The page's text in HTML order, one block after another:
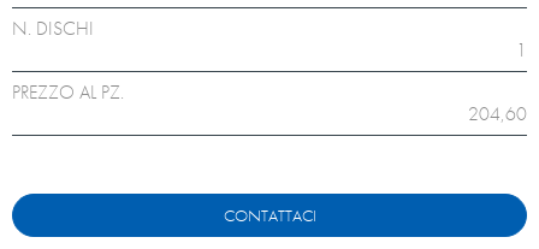
N. DISCHI
1
PREZZO AL PZ.
204,60
CONTATTACI